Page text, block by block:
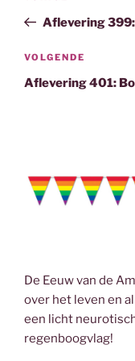
k
n
bericht
Aflevering
Volgend
bericht
VOLGENDE
Aflevering 401:
De Eeuw van de
over het leven en
een licht
regenboogvlag!